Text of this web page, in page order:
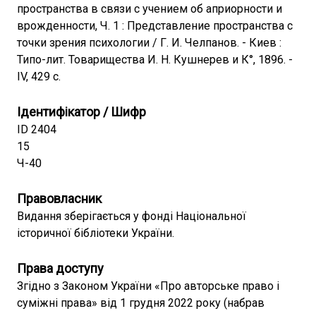
пространства в связи с учением об априорности и
врожденности, Ч. 1 : Представление пространства с
точки зрения психологии / Г. И. Челпанов. - Киев :
Типо-лит. Товарищества И. Н. Кушнерев и К°, 1896. -
IV, 429 с.
Ідентифікатор / Шифр
ID 2404
15
Ч-40
Правовласник
Видання зберігається у фонді Національної
історичної бібліотеки України.
Права доступу
Згідно з Законом України «Про авторське право і
суміжні права» від 1 грудня 2022 року (набрав